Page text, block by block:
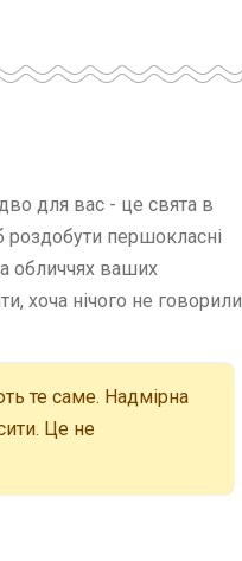
для вас - це свята в
роздобути першокласні
обличчях ваших
хоча нічого не говорили
те саме. Надмірна
Це не